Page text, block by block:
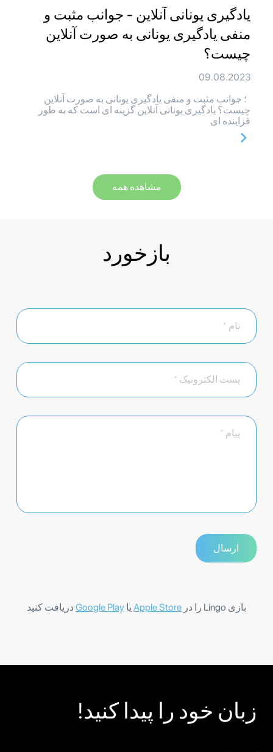
یادگیری یونانی آنلاین - جوانب مثبت و
منفی یادگیری یونانی به صورت آنلاین
چیست؟
09.08.2023
؛ جوانب مثبت و منفی یادگیری یونانی به صورت آنلاین
چیست؟ یادگیری یونانی آنلاین گزینه ای است که به طور
فزاینده ای
مشاهده همه
بازخورد
بازی Lingo را در Apple Store یا Google Play دریافت کنید
زبان خود را پیدا کنید!